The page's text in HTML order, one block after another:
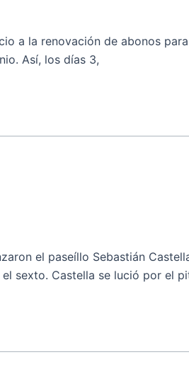
a la renovación de abonos
Así, los días 3,
el paseíllo Sebastián
sexto. Castella se lució por el